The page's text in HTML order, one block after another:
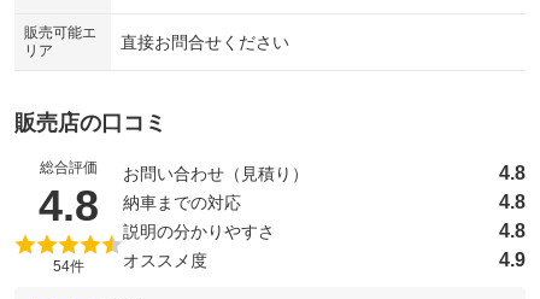
販売可能エ
リア
直接お問合せください
販売店の口コミ
総合評価
4.8 （5点満点中）
54件
お問い合わせ（見積り） 4.8
納車までの対応 4.8
説明の分かりやすさ 4.8
オススメ度 4.9